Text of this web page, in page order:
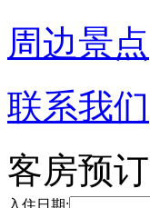
周边景点
联系我们
客房预订
入住日期: